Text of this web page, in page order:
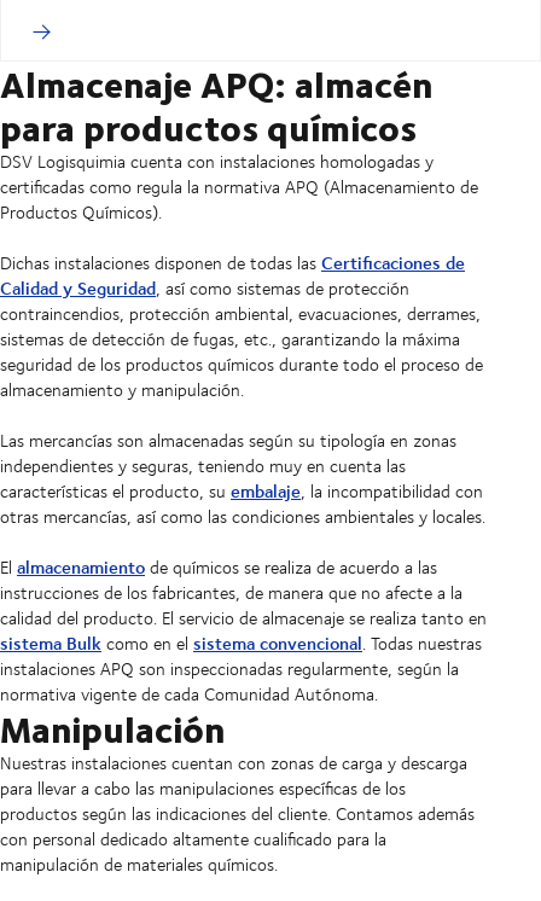
Almacenaje APQ: almacén
para productos químicos
DSV Logisquimia cuenta con instalaciones homologadas y
certificadas como regula la normativa APQ (Almacenamiento de
Productos Químicos).
Dichas instalaciones disponen de todas lasCertificaciones de
Calidad y Seguridad, así como sistemas de protección
contraincendios, protección ambiental, evacuaciones, derrames,
sistemas de detección de fugas, etc., garantizando la máxima
seguridad de los productos químicos durante todo el proceso de
almacenamiento y manipulación.
Las mercancías son almacenadas según su tipología en zonas
independientes y seguras, teniendo muy en cuenta las
características el producto, su embalaje, la incompatibilidad con
otras mercancías, así como las condiciones ambientales y locales.
El almacenamientode químicos se realiza de acuerdo a las
instrucciones de los fabricantes, de manera que no afecte a la
calidad del producto. El servicio de almacenaje se realiza tanto en
sistema Bulkcomo en el sistema convencional. Todas nuestras
instalaciones APQ son inspeccionadas regularmente, según la
normativa vigente de cada Comunidad Autónoma.
Manipulación
Nuestras instalaciones cuentan con zonas de carga y descarga
para llevar a cabo las manipulaciones específicas de los
productos según las indicaciones del cliente. Contamos además
con personal dedicado altamente cualificado para la
manipulación de materiales químicos.